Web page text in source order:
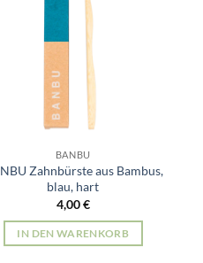
BANBU
Zahnbürste aus Bambus,
blau, hart
4,00€
IN DEN WARENKORB